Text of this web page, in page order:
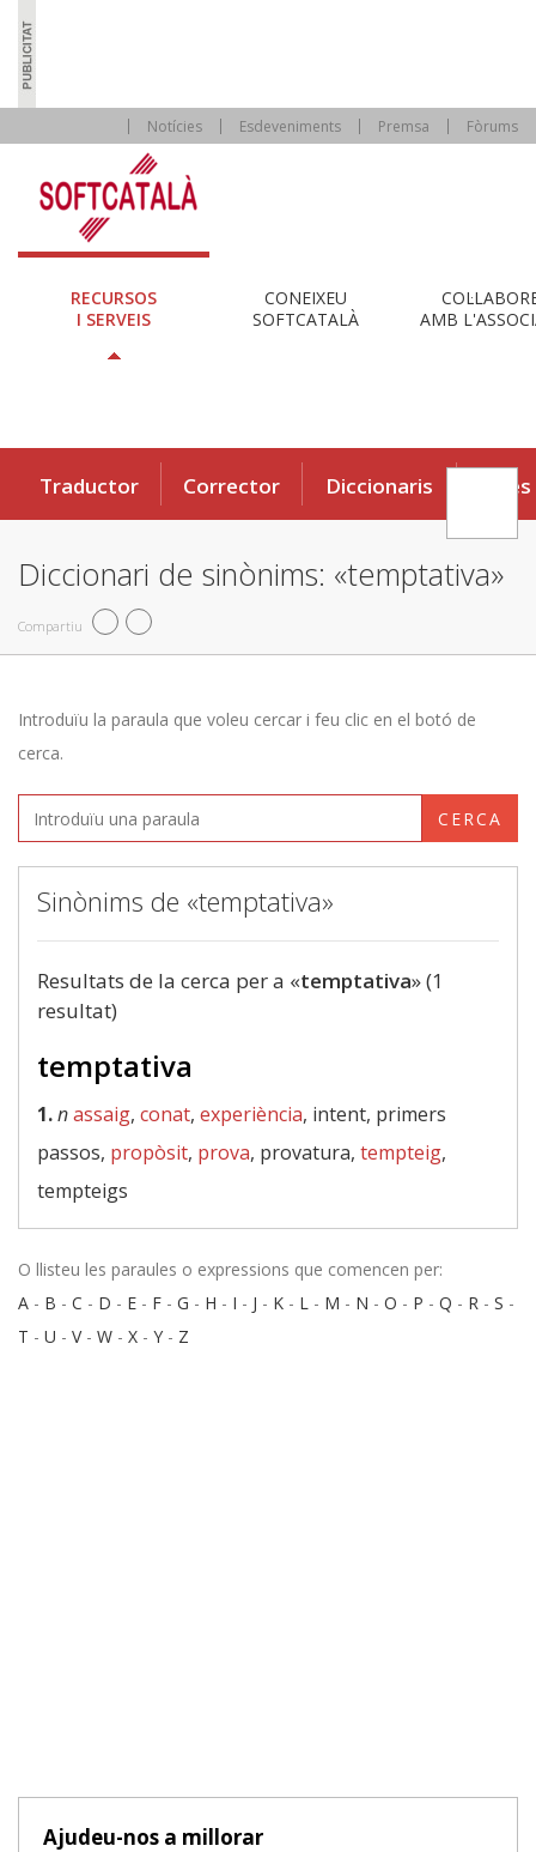
Notícies Esdeveniments Premsa Fòrums
RECURSOS
I SERVEIS
CONEIXEU
SOFTCATALÀ
AMB
Traductor Corrector Diccionaris Eines
Diccionari de sinònims: «temptativa»
Compartiu
Introduïu la paraula que voleu cercar i feu clic en el botó de
cerca.
CERCA
Sinònims de «temptativa»
Resultats de la cerca per a «temptativa» (1
resultat)
temptativa
1.nassaig, conat, experiència, intent, primers
passos, propòsit, prova, provatura, tempteig,
tempteigs
O llisteu les paraules o expressions que comencen per:
A - B - C - D - E - F - G - H - I - J - K - L - M - N - O - P - Q - R - S -
T - U - V- W - X - Y - Z
Ajudeu-nos a millorar